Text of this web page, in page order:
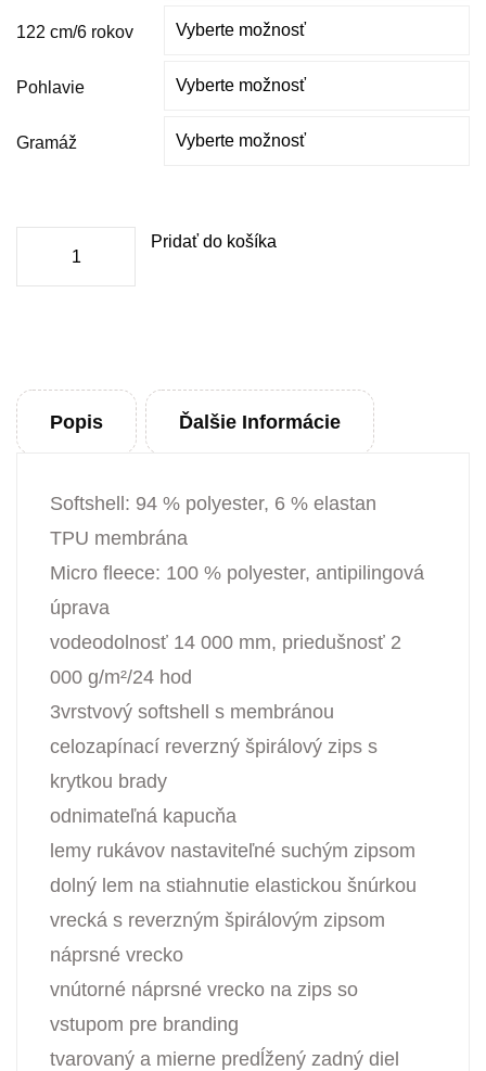
122 cm/6 rokov
Pohlavie
Gramáž
Pridať do košíka
Popis Ďalšie Informácie
Softshell: 94 % polyester, 6 % elastan
TPU membrána
Micro fleece: 100 % polyester, antipilingová
úprava
vodeodolnosť 14 000 mm, priedušnosť 2
000 g/m²/24 hod
3vrstvový softshell s membránou
celozapínací reverzný špirálový zips s
krytkou brady
odnimateľná kapucňa
lemy rukávov nastaviteľné suchým zipsom
dolný lem na stiahnutie elastickou šnúrkou
vrecká s reverzným špirálovým zipsom
náprsné vrecko
vnútorné náprsné vrecko na zips so
vstupom pre branding
tvarovaný a mierne predĺžený zadný diel